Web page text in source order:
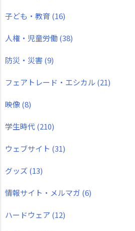
子ども・教育 (16)
人権・児童労働(38)
防災・災害(9)
フェアトレード・エシカル (21)
映像(8)
学生時代(210)
ウェブサイト (31)
グッズ (13)
情報サイト・メルマガ (6)
ハードウェア (12)